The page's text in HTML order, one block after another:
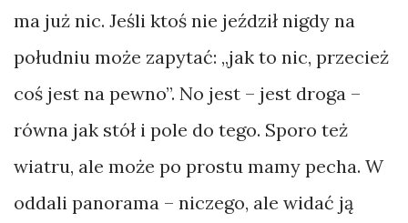
ma już nic. Jeśli ktoś nie jeździł nigdy na
południu może zapytać: „jak to nic, przecież
coś jest na pewno”. No jest – jest droga –
równa jak stół i pole do tego. Sporo też
wiatru, ale może po prostu mamy pecha. W
oddali panorama – niczego, ale widać ją